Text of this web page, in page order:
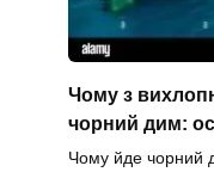
Чому з
чорний дим:
Чому йде чорний